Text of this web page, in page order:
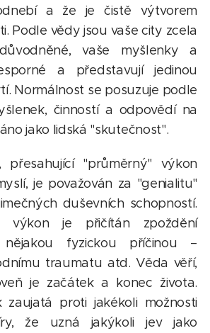
a že je čistě výtvorem
Podle vědy jsou vaše city zcela
vaše myšlenky a
a představují jedinou
Normálnost se posuzuje podle
činností a odpovědí na
jako lidská "skutečnost".
přesahující "průměrný" výkon
je považován za "genialitu"
duševních schopností.
výkon je přičítán zpoždění
nějakou fyzickou příčinou –
traumatu atd. Věda věří,
je začátek a konec života.
proti jakékoli možnosti
že uzná jakýkoli jev jako